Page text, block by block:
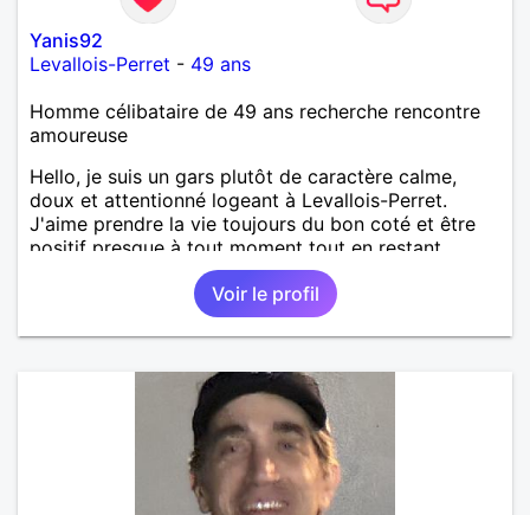
Yanis92
Levallois-Perret - 49 ans
Homme célibataire de 49 ans recherche rencontre
amoureuse
Hello, je suis un gars plutôt de caractère calme,
doux et attentionné logeant à Levallois-Perret.
J'aime prendre la vie toujours du bon coté et être
positif presque à tout moment tout en restant
réaliste aussi... tu souhaite en savoir plus, alors
viens me parler, c'est promis je répondrais.
Voir le profil